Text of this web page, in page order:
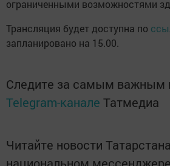
ограниченными возможностями
Трансляция будет доступна по
запланировано на 15.00.
Следите за самым важным
Telegram-канале Татмедиа
Читайте новости